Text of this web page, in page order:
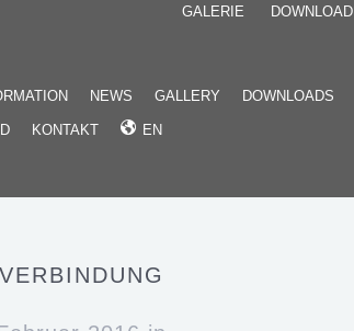
GALERIE DOWNLOAD
NEWS GALLERY DOWNLOADS
KONTAKT EN